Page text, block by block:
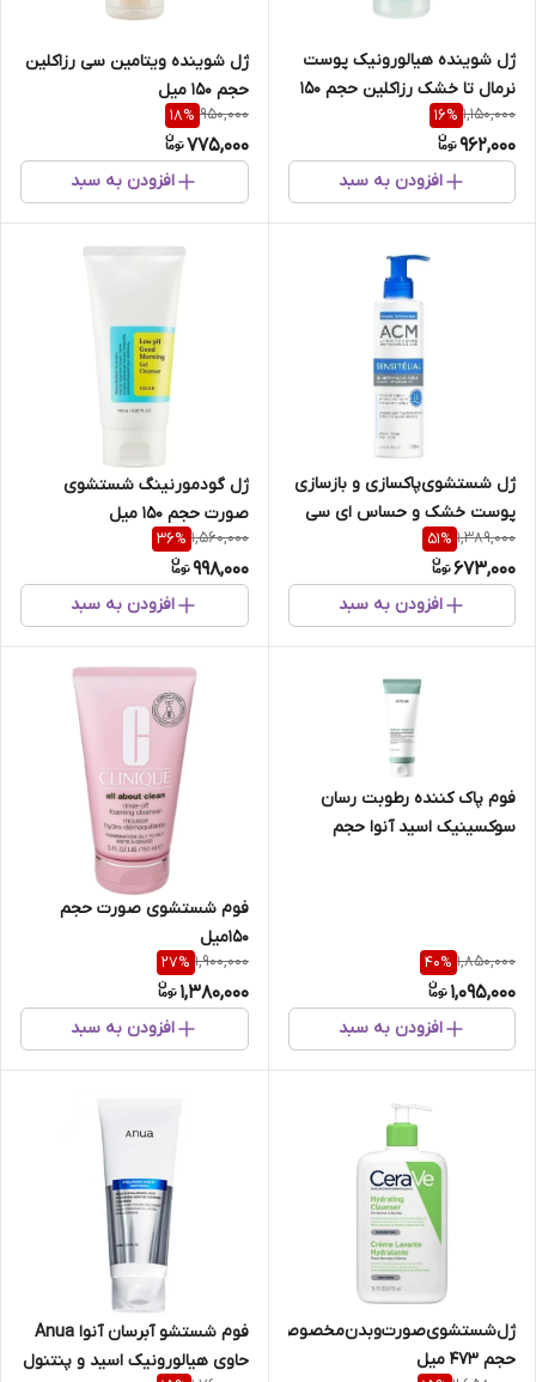
ژل شوینده هیالورونیک پوست
نرمال تا خشک رزاکلین حجم 150
میل
1,150,000
16%
962,000
افزودن به سبد
ژل شوینده ویتامین سی رزاکلین
حجم 150 میل
950,000
18%
775,000
افزودن به سبد
ژل شستشوی‌پاکسازی و بازسازی
پوست خشک و حساس ای سی
ام حجم 200 میل
1,389,000
51%
673,000
افزودن به سبد
ژل‌ گودمورنینگ‌ شستشوی‌
صورت‌ حجم 150 میل
1,560,000
36%
998,000
افزودن به سبد
فوم پاک کننده رطوبت رسان
سوکسینیک اسید آنوا حجم
1,850,000
40%
1,095,000
افزودن به سبد
فوم‌ شستشوی‌ صورت حجم
150میل
1,900,000
27%
1,380,000
افزودن به سبد
ژل‌شستشوی‌صورت‌وبدن‌مخصوص‌پوست‌های‌نرمال‌تاخشک‌سراوی
حجم ۴۷۳ میل
فوم شستشو آبرسان آنوا Anua
حاوی هیالورونیک اسید و پنتنول